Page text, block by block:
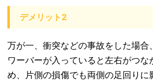
デメリット2
万が一、衝突などの事故をした場合
ワーバーが入っていると左右がつな
め、片側の損傷でも両側の足回りに